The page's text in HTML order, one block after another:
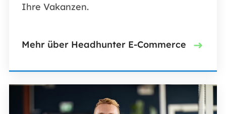
Ihre Vakanzen.
Mehr über Headhunter E-Commerce